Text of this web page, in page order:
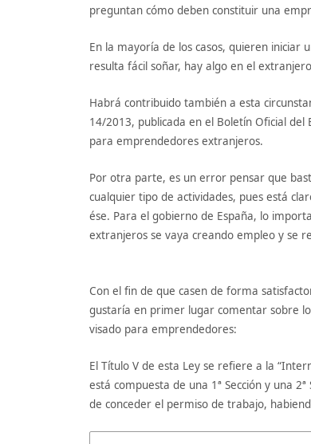
preguntan cómo deben constituir una
En la mayoría de los casos, quieren iniciar
resulta fácil soñar, hay algo en el
Habrá contribuido también a esta
14/2013, publicada en el Boletín Oficial
para emprendedores extranjeros.
Por otra parte, es un error pensar que
cualquier tipo de actividades, pues está
ése. Para el gobierno de España, lo
extranjeros se vaya creando empleo y se
Con el fin de que casen de forma
gustaría en primer lugar comentar sobre
visado para emprendedores:
El Título V de esta Ley se refiere a la
está compuesta de una 1ª Sección y una
de conceder el permiso de trabajo,